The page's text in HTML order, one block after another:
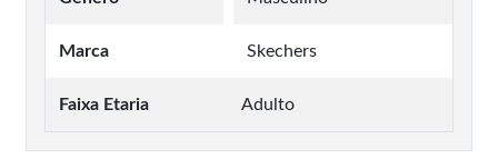
Marca Skechers
Faixa Etaria Adulto